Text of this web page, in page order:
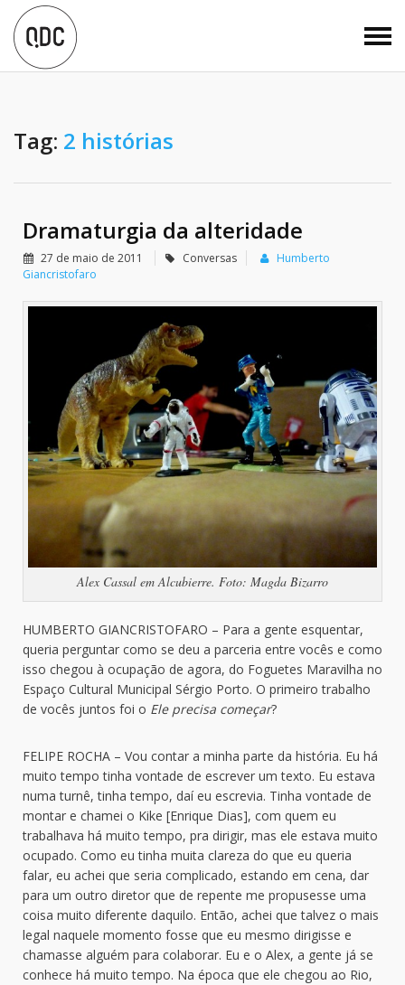
Tag: 2 histórias
Dramaturgia da alteridade
27 de maio de 2011 Conversas
Humberto
Giancristofaro
Alex Cassal em Alcubierre. Foto: Magda Bizarro
HUMBERTO GIANCRISTOFARO – Para a gente esquentar,
queria perguntar como se deu a parceria entre vocês e como
isso chegou à ocupação de agora, do Foguetes Maravilha no
Espaço Cultural Municipal Sérgio Porto. O primeiro trabalho
de vocês juntos foi o Ele precisa começar?
FELIPE ROCHA – Vou contar a minha parte da história. Eu há
muito tempo tinha vontade de escrever um texto. Eu estava
numa turnê, tinha tempo, daí eu escrevia. Tinha vontade de
montar e chamei o Kike [Enrique Dias], com quem eu
trabalhava há muito tempo, pra dirigir, mas ele estava muito
ocupado. Como eu tinha muita clareza do que eu queria
falar, eu achei que seria complicado, estando em cena, dar
para um outro diretor que de repente me propusesse uma
coisa muito diferente daquilo. Então, achei que talvez o mais
legal naquele momento fosse que eu mesmo dirigisse e
chamasse alguém para colaborar. Eu e o Alex, a gente já se
conhece há muito tempo. Na época que ele chegou ao Rio,